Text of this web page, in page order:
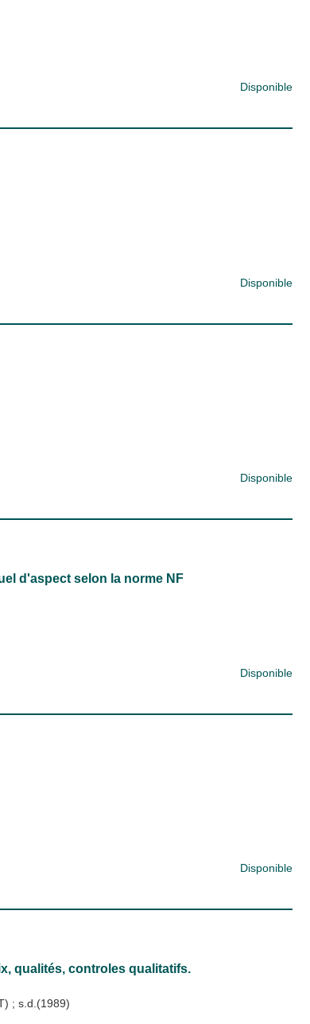
Disponible
Disponible
Disponible
d'aspect selon la norme NF
Disponible
Disponible
qualités, controles qualitatifs.
; s.d.(1989)